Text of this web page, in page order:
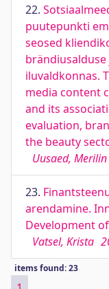
22.
puutepunkti
seosed
iluvaldkonnas.
media content
and its
evaluation,
the beauty
Uusaed, Merilin
23.
arendamine.
Development
Vatsel, Krista
items found: 23